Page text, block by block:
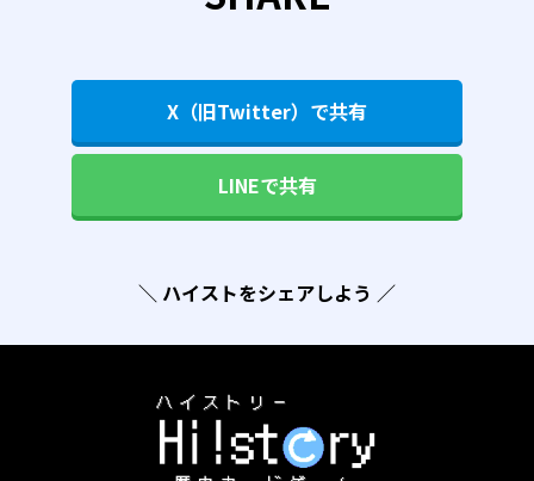
X（旧Twitter）で共有
LINEで共有
＼ ハイストをシェアしよう ／